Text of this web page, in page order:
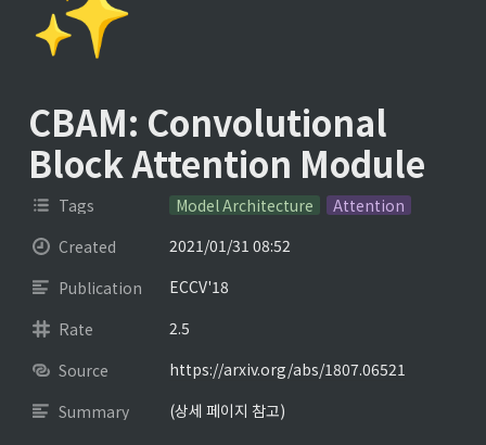
CBAM: Convolutional
Block Attention Module
Tags Model Architecture
Attention
Created
2021/01/31 08:52
Publication
ECCV'18
Rate
2.5
Source
https://arxiv.org/abs/1807.06521
Summary
(상세 페이지 참고)